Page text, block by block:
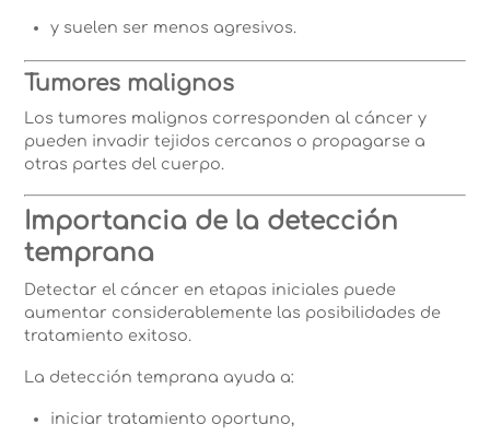
y suelen ser menos agresivos.
Tumores malignos
Los tumores malignos corresponden al cáncer y
pueden invadir tejidos cercanos o propagarse a
otras partes del cuerpo.
Importancia de la detección
temprana
Detectar el cáncer en etapas iniciales puede
aumentar considerablemente las posibilidades de
tratamiento exitoso.
La detección temprana ayuda a:
iniciar tratamiento oportuno,